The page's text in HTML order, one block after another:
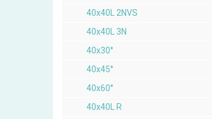
40x40L 2NVS
40x40L 3N
40x30°
40x45°
40x60°
40x40L R